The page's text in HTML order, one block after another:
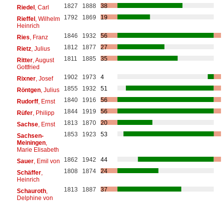
Riedel, Carl 1827 1888
38
Rieffel, Wilhelm
Heinrich
1792 1869 19
Ries , Franz 1846 1932
56
Rietz, Julius 1812 1877
27
Ritter, August
Gottfried
1811 1885 35
Rixner, Josef 1902 1973
4
Röntgen, Julius 1855 1932
51
Rudorff, Ernst 1840 1916
56
Rüfer, Philipp 1844 1919
56
Sachse, Ernst 1813 1870
20
Sachsen-
Meiningen,
Marie Elisabeth
1853 1923 53
Sauer, Emil von 1862 1942
44
Schäffer,
Heinrich
1808 1874 24
Schauroth,
Delphine von
1813 1887 37